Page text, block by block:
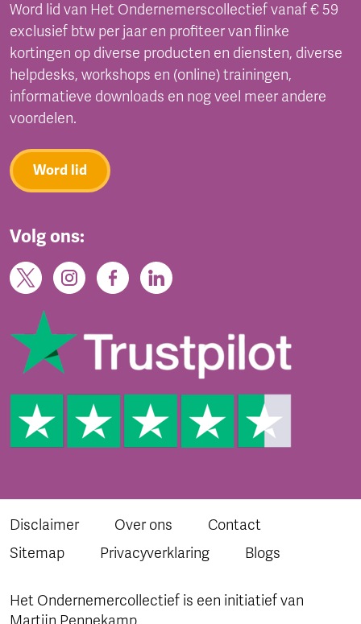
Word lid van Het Ondernemerscollectief vanaf € 59
exclusief btw per jaar en profiteer van flinke
kortingen op diverse producten en diensten, diverse
helpdesks, workshops en (online) trainingen,
informatieve downloads en nog veel meer andere
voordelen.
Word lid
Volg ons:
Disclaimer Over ons
Contact
Sitemap
Privacyverklaring Blogs
Het Ondernemercollectief is een initiatief van